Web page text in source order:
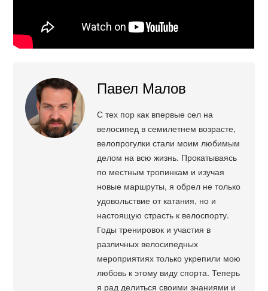
Павел Малов
С тех пор как впервые сел на
велосипед в семилетнем возрасте,
велопрогулки стали моим любимым
делом на всю жизнь. Прокатываясь
по местным тропинкам и изучая
новые маршруты, я обрел не только
удовольствие от катания, но и
настоящую страсть к велоспорту.
Годы тренировок и участия в
различных велосипедных
мероприятиях только укрепили мою
любовь к этому виду спорта. Теперь
я рад делиться своими знаниями и